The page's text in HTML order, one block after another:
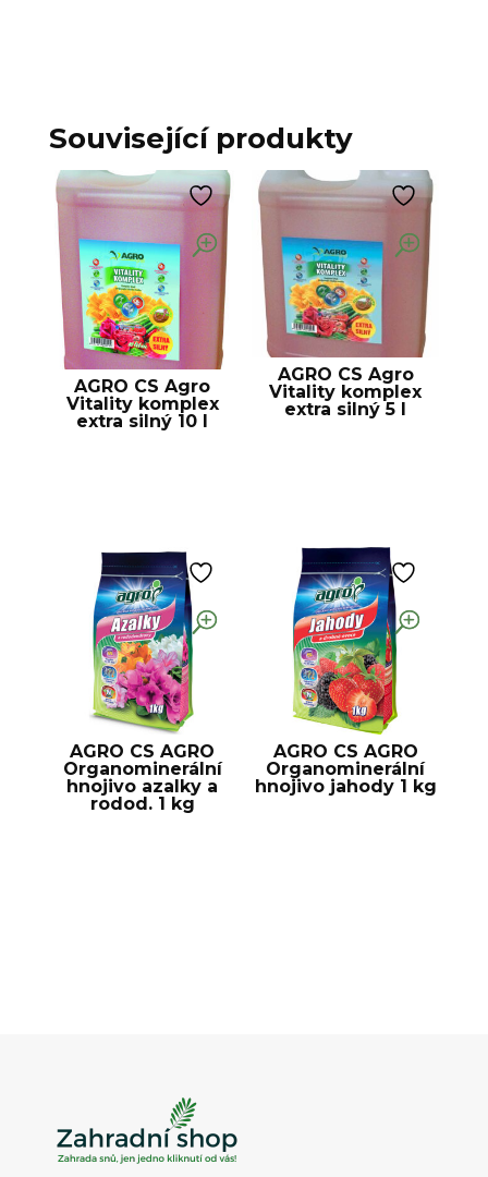
Související produkty
AGRO CS Agro
Vitality komplex
extra silný 10 l
AGRO CS Agro
Vitality komplex
extra silný 5 l
AGRO CS AGRO
Organominerální
hnojivo azalky a
rodod. 1 kg
AGRO CS AGRO
Organominerální
hnojivo jahody 1 kg